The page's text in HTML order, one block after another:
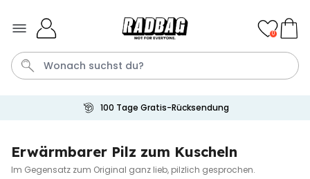
Personalisierbar
0
100 Tage Gratis-Rücksendung
Erwärmbarer Pilz zum Kuscheln
Im Gegensatz zum Original ganz lieb, pilzlich gesprochen.